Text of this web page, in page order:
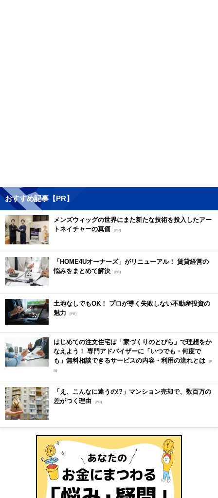
おすすめ記事【PR】
メンズウィッグの世界にまた新たな技術を投入したアー
トネイチャーの真価 [PR]
「HOME4Uオーナーズ」がリニューアル！ 賃貸経営の
悩みをまとめて解決 [PR]
土地なしでもOK！ プロが導く失敗しない不動産投資の
魅力
[PR]
はじめての注文住宅は「家づくりのとびら」で理想をか
なえよう！ 専門アドバイザーに「いつでも・何度で
も」無料相談できるサービスの内容・利用の流れとは [P
R]
「え、こんなに違うの!?」マンション売却で、数百万の
差がつく理由 [PR]